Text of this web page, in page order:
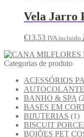
Vela Jarro
€13.53 IVA incluido
Categorias de produto
ACESSÓRIOS
BANHO & SPA
BASES EM
BIJUTERIAS (1)
BISCUIT
BOIÕES PET